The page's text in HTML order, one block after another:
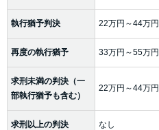
執行猶予判決 22万円～44万円
再度の執行猶予 33万円～55万円
求刑未満の判決（一
部執行猶予も含む）
22万円～44万円
求刑以上の判決 なし